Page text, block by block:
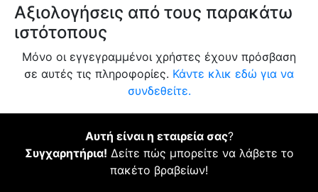
Αξιολογήσεις από τους παρακάτω
ιστότοπους
Μόνο οι εγγεγραμμένοι χρήστες έχουν πρόσβαση
σε αυτές τις πληροφορίες. Κάντε κλικ εδώ για να
συνδεθείτε.
Αυτή είναι η εταιρεία σας?
Συγχαρητήρια! Δείτε πώς μπορείτε να λάβετε το
πακέτο βραβείων!